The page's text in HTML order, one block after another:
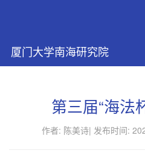
厦门大学南海研究院
第三届“海法
作者: 陈美诗| 发布时间: